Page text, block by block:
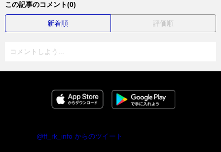
この記事のコメント(0)
新着順 評価順
コメントしよう...
@ff_rk_info からのツイート